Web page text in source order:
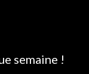
semaine !